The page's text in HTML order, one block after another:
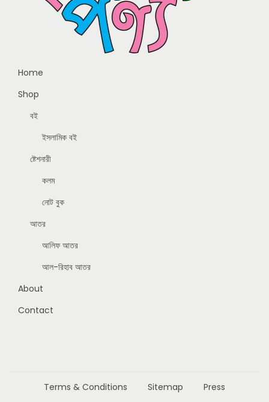
Home
Shop
বই
ইসলামিক বই
ষ্টেশনারী
কলম
নোট বুক
আতর
আলিফ আতর
আল-রিহাব আতর
About
Contact
Terms & Conditions Sitemap Press